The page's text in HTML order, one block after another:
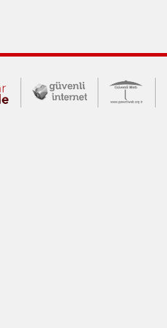
İletişim Merkezi
Çocuklar Güvende (yeni
Güvenli